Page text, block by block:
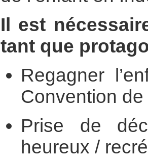
Il est
tant que
Regagner
Convention de
Prise de
heureux /